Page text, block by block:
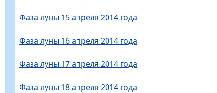
Фаза луны 15 апреля 2014 года
Фаза луны 16 апреля 2014 года
Фаза луны 17 апреля 2014 года
Фаза луны 18 апреля 2014 года